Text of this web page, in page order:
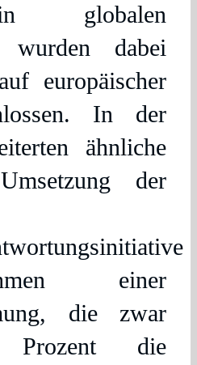
globalen
wurden dabei
europäischer
In der
ähnliche
der
einer
die zwar
die